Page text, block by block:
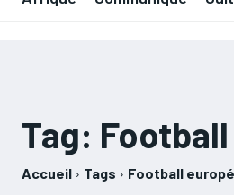
Tag:
Accueil Tags Football